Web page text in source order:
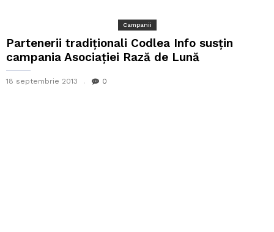
Campanii
Partenerii tradiționali Codlea Info susțin
campania Asociației Rază de Lună
18 septembrie 2013 0